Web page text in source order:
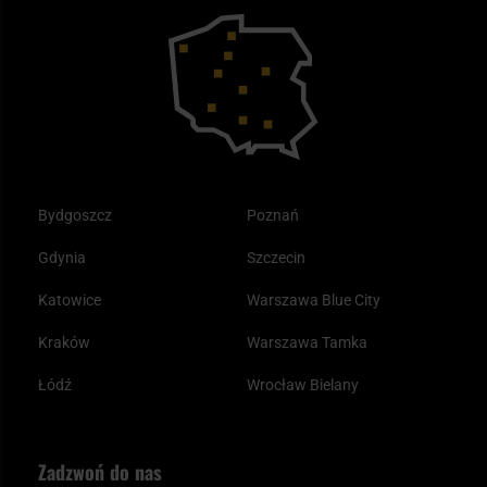
Bydgoszcz
Gdynia
Katowice
Kraków
Łódź
Poznań
Szczecin
Warszawa Blue City
Warszawa Tamka
Wrocław Bielany
Plecak ewakuacyjny preppersa
Zadzwoń do nas